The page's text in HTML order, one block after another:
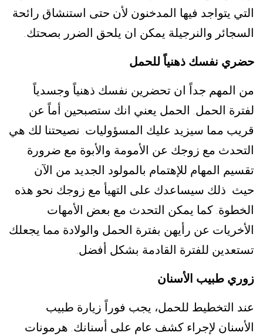
التي يتواجد فيها المدخنون لأن حتى استنشاق رائحة
السجائر والنرجيلة يمكن ان يلحق الضرر بصحتك.
حضري نفسك ذهنياً للحمل
من المهم جداً ان تحضرين نفسك ذهنياً وجسدياً
لفترة الحمل.
الحمل يعني انك ستصبحين أماً عن
قريب مما سيزيد عليك المسؤوليات. نصيحتنا لك هي
التحدث مع زوجك عن الأمومة والأبوة مع ضرورة
تقسيم المهام للإهتمام بالمولود الجديد من الآن
حيث ذلك سيساعدك على التهيأ مع زوجك نحو هذه
الخطوة. كما يمكن التحدث مع بعض الأمهات
الأخريات عن رأيهن بفترة الحمل والولادة مما يجعلك
تستعدين للفترة القادمة بشكل أفضل.
زوري طبيب الأسنان
عند التخطيط للحمل، يجب فوراً زيارة طبيب
الأسنان لإجراء كشف عام على أسنانك. هرمونات